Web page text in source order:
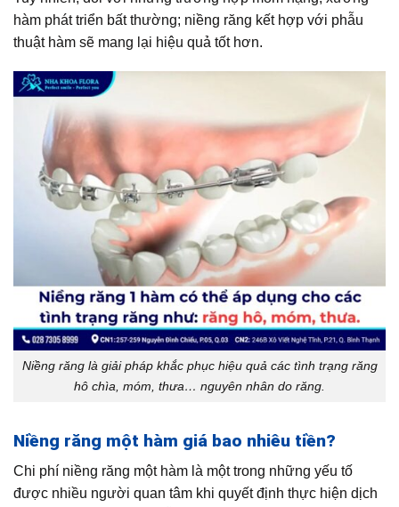
hàm phát triển bất thường; niềng răng kết hợp với phẫu
thuật hàm sẽ mang lại hiệu quả tốt hơn.
Niềng răng là giải pháp khắc phục hiệu quả các tình trạng răng
hô chìa, móm, thưa… nguyên nhân do răng.
Niềng răng một hàm giá bao nhiêu tiền?
Chi phí niềng răng một hàm là một trong những yếu tố
được nhiều người quan tâm khi quyết định thực hiện dịch